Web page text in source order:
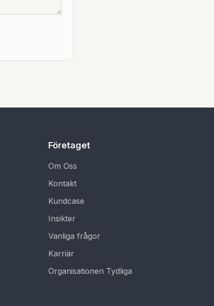
Företaget
Om Oss
Kontakt
Kundcase
Insikter
Vanliga frågor
Karriär
Organisationen Tydliga